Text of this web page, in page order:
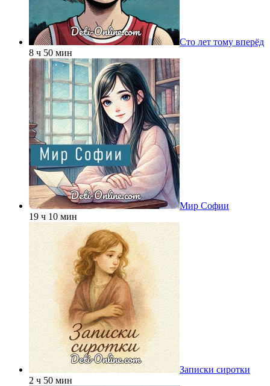
Сто лет тому вперёд
8 ч 50 мин
Мир Софии
19 ч 10 мин
Записки сиротки
2 ч 50 мин